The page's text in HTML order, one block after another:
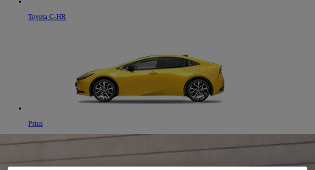
Toyota C-HR
Prius